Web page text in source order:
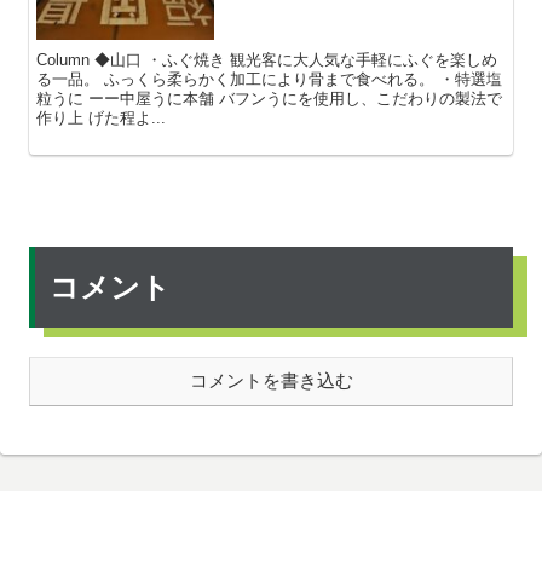
Column ◆山口 ・ふぐ焼き 観光客に大人気な手軽にふぐを楽しめ
る一品。 ふっくら柔らかく加工により骨まで食べれる。 ・特選塩
粒うに ーー中屋うに本舗 バフンうにを使用し、こだわりの製法で
作り上 げた程よ...
コメント
コメントを書き込む